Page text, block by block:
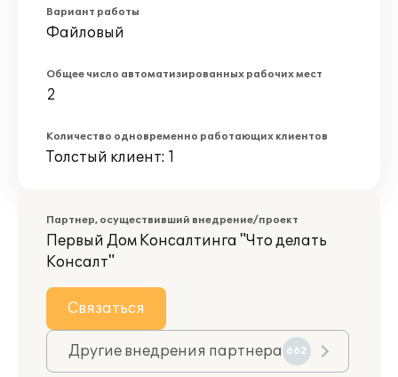
Вариант работы
Файловый
Общее число автоматизированных рабочих мест
2
Количество одновременно работающих клиентов
Толстый клиент: 1
Партнер, осуществивший внедрение/проект
Первый Дом Консалтинга "Что делать
Консалт"
Связаться
Другие внедрения партнера 662